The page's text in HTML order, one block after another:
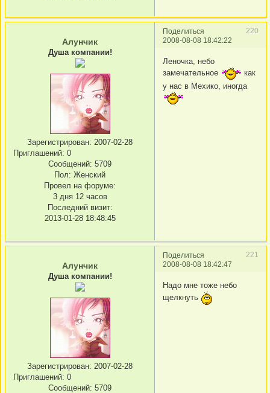
Поделиться
220
2008-08-08 18:42:22
Алунчик
Душа компании!
Зарегистрирован: 2007-02-28
Приглашений: 0
Сообщений: 5709
Пол: Женский
Провел на форуме:
3 дня 12 часов
Последний визит:
2013-01-28 18:48:45
Леночка, небо
замечательное
как
у нас в Мехико, иногда
Поделиться
221
2008-08-08 18:42:47
Алунчик
Душа компании!
Зарегистрирован: 2007-02-28
Приглашений: 0
Сообщений: 5709
Надо мне тоже небо
щелкнуть